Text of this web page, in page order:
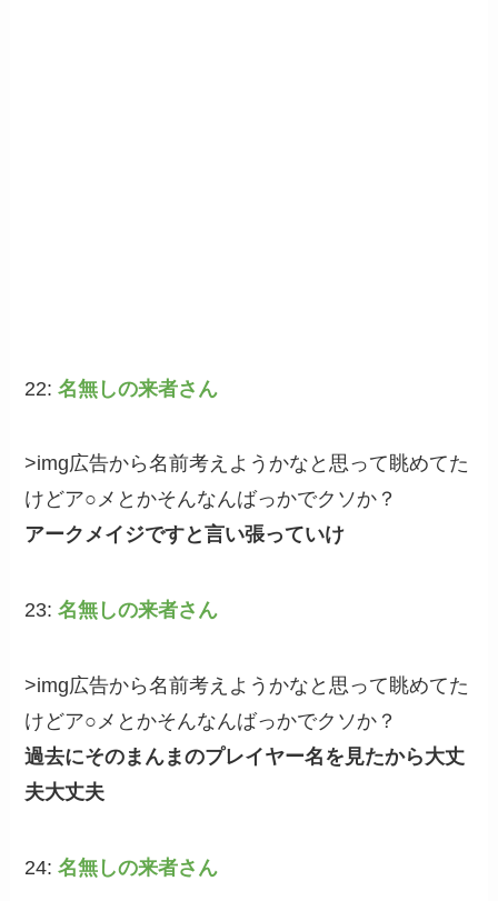
22:名無しの来者さん
>img広告から名前考えようかなと思って眺めてた
けどア○メとかそんなんばっかでクソか？
アークメイジですと言い張っていけ
23:名無しの来者さん
>img広告から名前考えようかなと思って眺めてた
けどア○メとかそんなんばっかでクソか？
過去にそのまんまのプレイヤー名を見たから大丈
夫大丈夫
24:名無しの来者さん